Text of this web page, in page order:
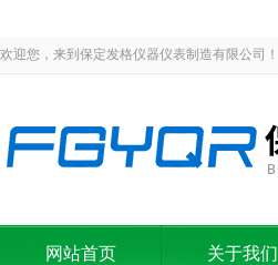
欢迎您，来到保定发格仪器仪表制造有限公司！
网站首页 关于我们